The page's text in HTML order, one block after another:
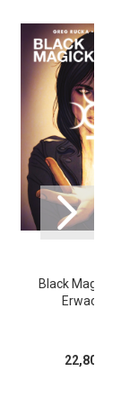
Black Magick
Erwachen
22,80